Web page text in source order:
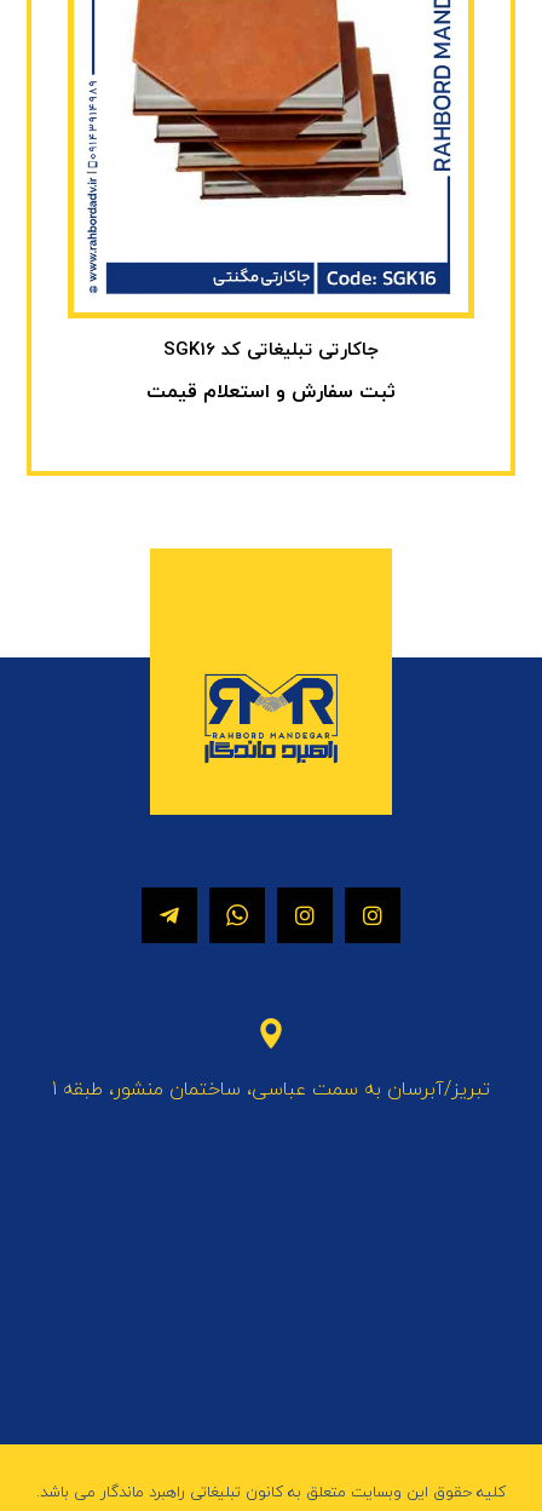
جاکارتی تبلیغاتی کد SGK16
ثبت سفارش و استعلام قیمت
تبریز/آبرسان به سمت عباسی، ساختمان منشور، طبقه 1
کلیه حقوق این وبسایت متعلق به کانون تبلیغاتی راهبرد ماندگار می باشد.